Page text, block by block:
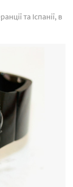
та Іспанії, в